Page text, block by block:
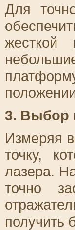
Для
жесткой
3. Выбор
Измеряя
точку,
лазера.
точно
получить